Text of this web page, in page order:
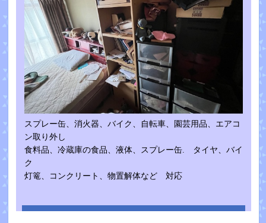
スプレー缶、消火器、バイク、自転車、園芸用品、エアコ
ン取り外し
食料品、冷蔵庫の食品、液体、スプレー缶. タイヤ、バイ
ク
灯篭、コンクリート、物置解体など 対応